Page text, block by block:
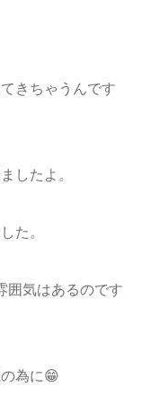
きちゃうんです
したよ。
た。
囲気はあるのです
為に😁